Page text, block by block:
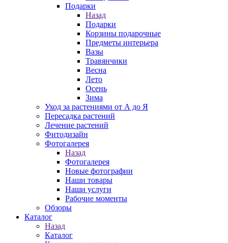
Подарки
Назад
Подарки
Корзины подарочные
Предметы интерьера
Вазы
Травянчики
Весна
Лето
Осень
Зима
Уход за растениями от А до Я
Пересадка растений
Лечение растений
Фитодизайн
Фотогалерея
Назад
Фотогалерея
Новые фотографии
Наши товары
Наши услуги
Рабочие моменты
Обзоры
Каталог
Назад
Каталог